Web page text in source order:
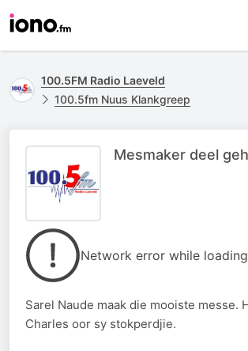
100.5FM Radio Laeveld
100.5fm Nuus Klankgreep
Mesmaker deel
Network error while
Sarel Naude maak die mooiste messe.
Charles oor sy stokperdjie.